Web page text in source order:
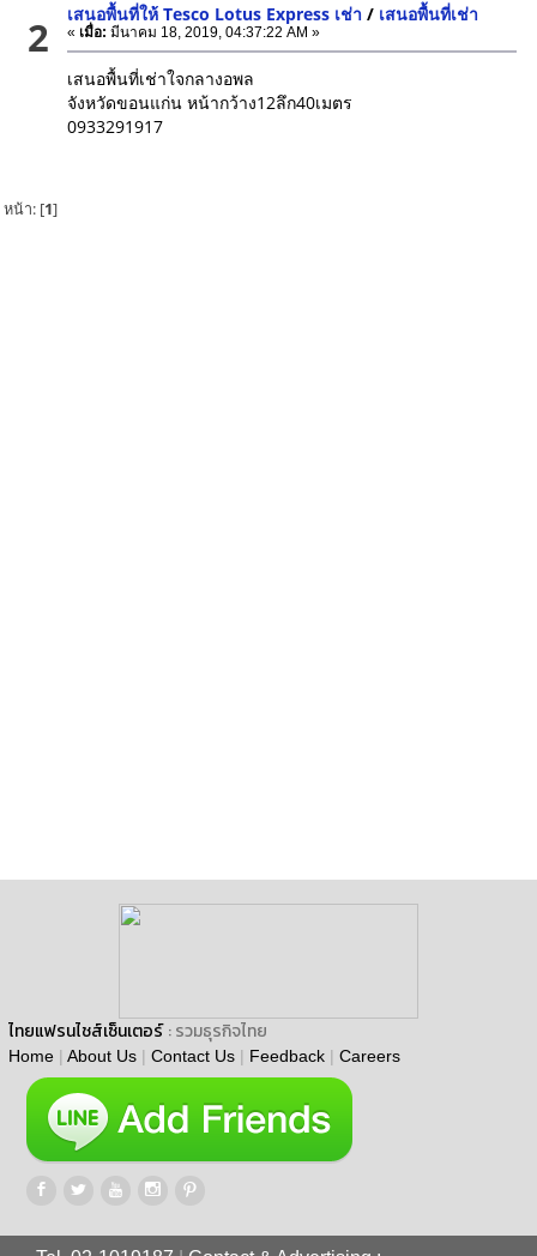
2 เสนอพื้นที่ให้ Tesco Lotus Express เช่า / เสนอพื้นที่เช่า
« เมื่อ: มีนาคม 18, 2019, 04:37:22 AM »
เสนอพื้นที่เช่าใจกลางอพล
จังหวัดขอนแก่น หน้ากว้าง12ลึก40เมตร
0933291917
หน้า: [1]
ไทยแฟรนไชส์เซ็นเตอร์ : รวมธุรกิจไทย
Home | About Us | Contact Us | Feedback | Careers